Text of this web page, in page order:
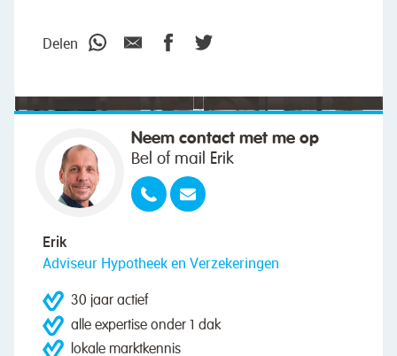
Delen
Neem contact met me op
Bel of mail Erik
Erik
Adviseur Hypotheek en Verzekeringen
30 jaar actief
alle expertise onder 1 dak
lokale marktkennis